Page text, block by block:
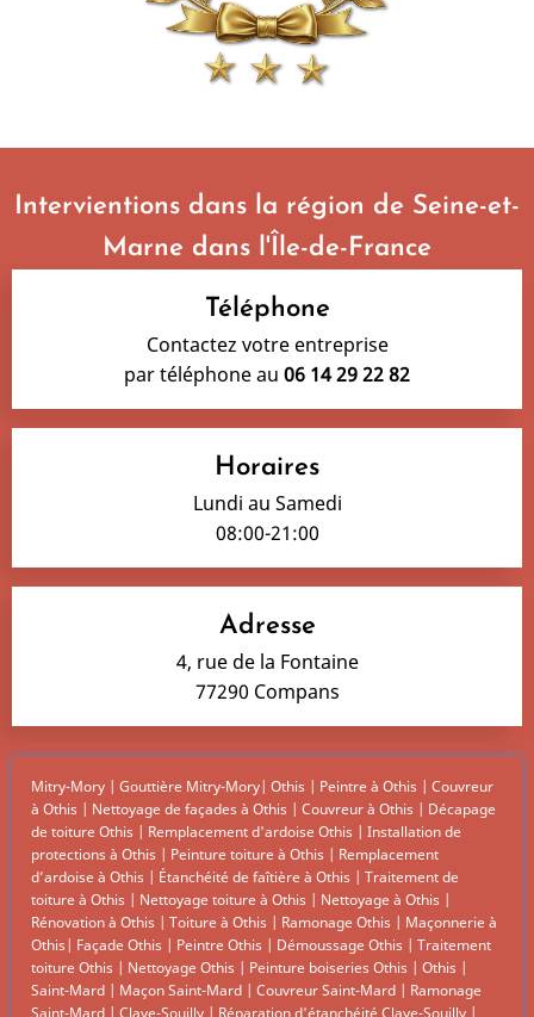
Intervientions dans la région de Seine-et-
Marne dans l'Île-de-France
Téléphone
Contactez votre entreprise
par téléphone au 06 14 29 22 82
Horaires
Lundi au Samedi
08:00-21:00
Adresse
4, rue de la Fontaine
77290 Compans
Mitry-Mory | Gouttière Mitry-Mory| Othis | Peintre à Othis | Couvreur
à Othis | Nettoyage de façades à Othis | Couvreur à Othis | Décapage
de toiture Othis | Remplacement d'ardoise Othis | Installation de
protections à Othis | Peinture toiture à Othis | Remplacement
d’ardoise à Othis | Étanchéité de faîtière à Othis | Traitement de
toiture à Othis | Nettoyage toiture à Othis | Nettoyage à Othis |
Rénovation à Othis | Toiture à Othis | Ramonage Othis | Maçonnerie à
Othis| Façade Othis | Peintre Othis | Démoussage Othis | Traitement
toiture Othis | Nettoyage Othis | Peinture boiseries Othis | Othis |
Saint-Mard | Maçon Saint-Mard | Couvreur Saint-Mard | Ramonage
Saint-Mard | Claye-Souilly | Réparation d'étanchéité Claye-Souilly |